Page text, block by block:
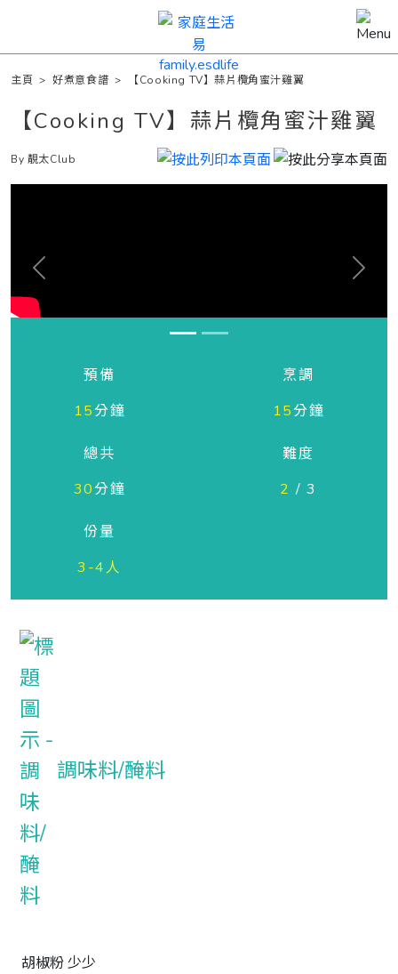
主頁 >好煮意食譜 > 【Cooking TV】蒜片欖角蜜汁雞翼
【Cooking TV】蒜片欖角蜜汁雞翼
By 靚太Club
Previous Next
預備
15分鐘
烹調
15分鐘
總共
30分鐘
難度
2 / 3
份量
3-4人
調味料/醃料
胡椒粉 少少